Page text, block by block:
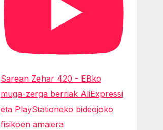
Sarean Zehar 420 - EBko
muga-zerga berriak AliExpressi
eta PlayStationeko bideojoko
fisikoen amaiera